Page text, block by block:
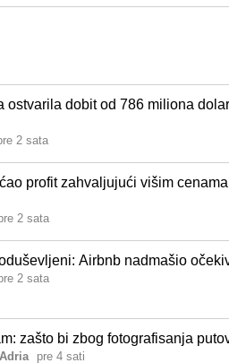
ostvarila dobit od 786 miliona
2 sata
profit zahvaljujući višim
2 sata
Airbnb nadmašio
2 sata
zašto bi zbog fotografisanja
pre 4 sati